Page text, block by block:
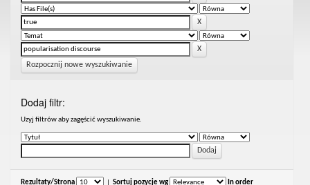
Rozpocznij nowe wyszukiwanie
Dodaj filtr:
Uzyj filtrów aby zagęścić wyszukiwanie.
Rezultaty/Strona Sortuj pozycje wg In order